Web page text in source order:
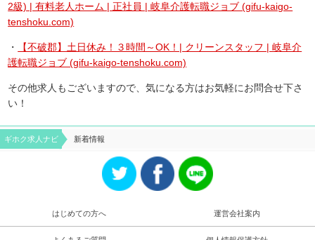
2級) | 有料老人ホーム | 正社員 | 岐阜介護転職ジョブ (gifu-kaigo-
tenshoku.com)
・
【不破郡】土日休み！３時間～OK！| クリーンスタッフ | 岐阜介
護転職ジョブ (gifu-kaigo-tenshoku.com)
その他求人もございますので、気になる方はお気軽にお問合せ下さ
い！
ギホク求⼈ナビ 新着情報
はじめての方へ 運営会社案内